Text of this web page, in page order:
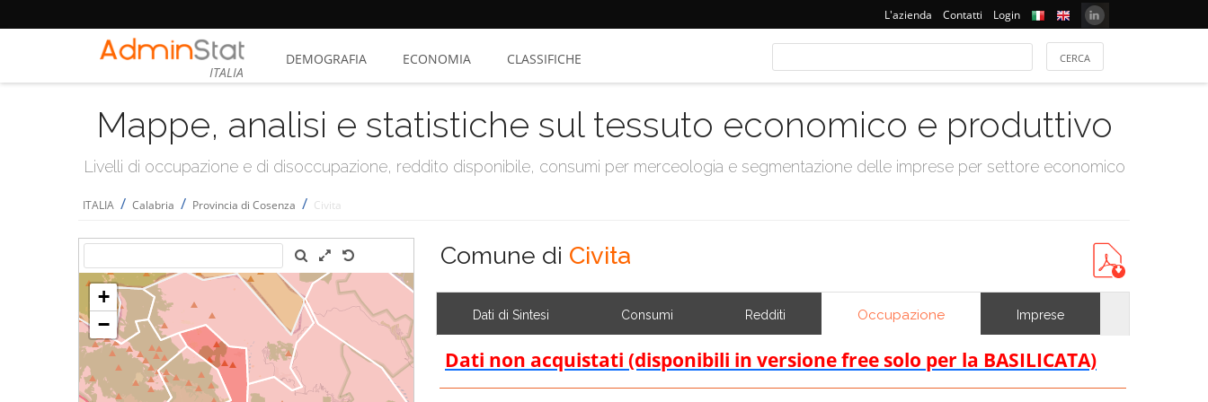
L'azienda Contatti Login
ITALIA
DEMOGRAFIA ECONOMIA CLASSIFICHE
Mappe, analisi e statistiche sul tessuto economico e produttivo
Livelli di occupazione e di disoccupazione, reddito disponibile, consumi per merceologia e segmentazione delle imprese per settore economico
ITALIA / Calabria / Provincia di Cosenza / Civita
Comune di Civita
Dati di Sintesi Consumi Redditi Occupazione Imprese
Dati non acquistati (disponibili in versione free solo per la BASILICATA)